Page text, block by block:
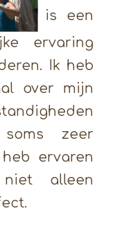
is een
ervaring
Ik heb
over mijn
zeer
ervaren
alleen